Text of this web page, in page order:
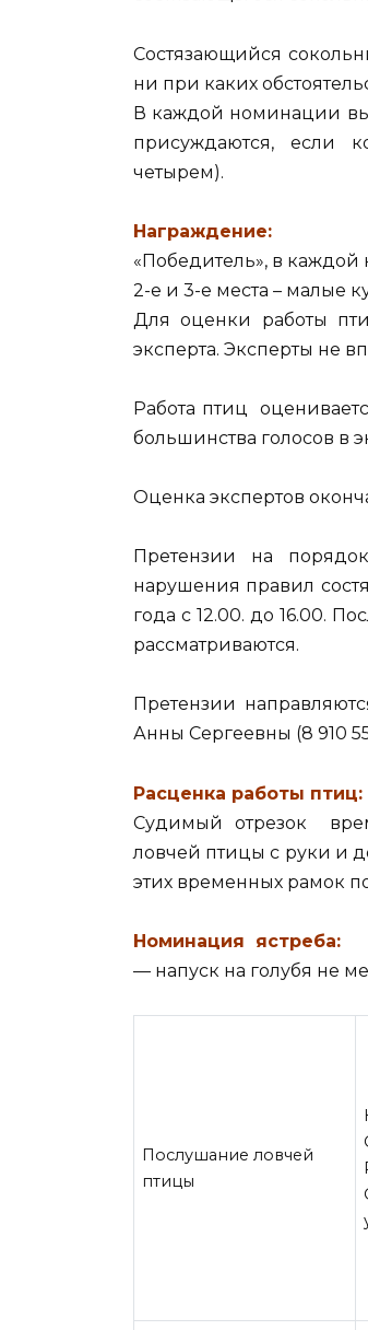
Состязающийся
ни при каких
В каждой номинации
присуждаются, если
четырем).
Награждение:
«Победитель», в
2-е и 3-е места – малые
Для оценки работы
эксперта. Эксперты не
Работа птиц
большинства голосов в
Оценка экспертов
Претензии на
нарушения правил
года с 12.00. до 16.00.
рассматриваются.
Претензии
Анны Сергеевны (8 910
Расценка работы птиц:
Судимый отрезок
ловчей птицы с руки и
этих временных рамок
Номинация ястреба:
— напуск на голубя не
Послушание ловчей
птицы